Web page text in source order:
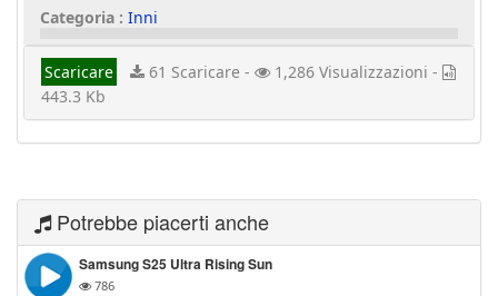
Categoria : Inni
Scaricare 61 Scaricare -
1,286 Visualizzazioni -
443.3 Kb
Potrebbe piacerti anche
Samsung S25 Ultra Rising Sun
786